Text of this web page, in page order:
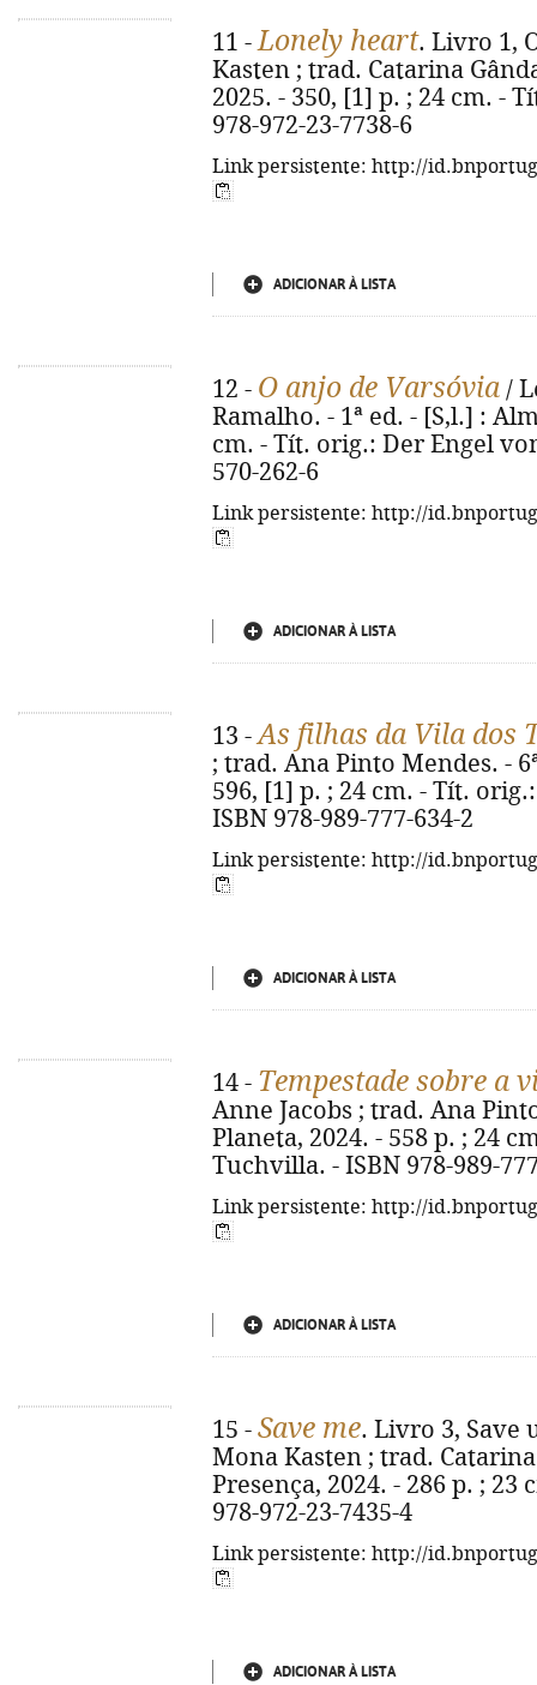
11 -Lonely heart. Livro 1,
Kasten ; trad. Catarina
2025. - 350, [1] p. ; 24 cm. -
978-972-23-7738-6
Link persistente: http://
ADICIONAR À LISTA
12 - O anjo de Varsóvia /
Ramalho. - 1ª ed. - [S,l.] :
cm. - Tít. orig.: Der Engel
570-262-6
Link persistente: http://
ADICIONAR À LISTA
13 -As filhas da Vila dos
; trad. Ana Pinto Mendes. -
596, [1] p. ; 24 cm. - Tít.
ISBN 978-989-777-634-2
Link persistente: http://
ADICIONAR À LISTA
14 - Tempestade sobre a
Anne Jacobs ; trad. Ana
Planeta, 2024. - 558 p. ; 24
Tuchvilla. - ISBN 978-989-
Link persistente: http://
ADICIONAR À LISTA
15 - Save me. Livro 3, Save
Mona Kasten ; trad.
Presença, 2024. - 286 p. ; 23
978-972-23-7435-4
Link persistente: http://
ADICIONAR À LISTA